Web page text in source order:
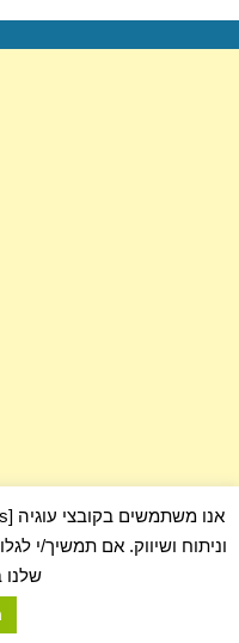
וניתוח ושיווק. אם תמשיך/י
שלנו